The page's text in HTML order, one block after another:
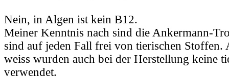
Nein, in Algen ist kein B12.
Meiner Kenntnis nach sind die Ankermann-
sind auf jeden Fall frei von tierischen Stoffen.
weiss wurden auch bei der Herstellung keine
verwendet.